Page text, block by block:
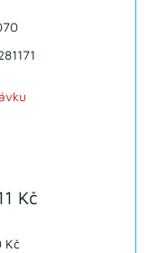
Kč
Kč